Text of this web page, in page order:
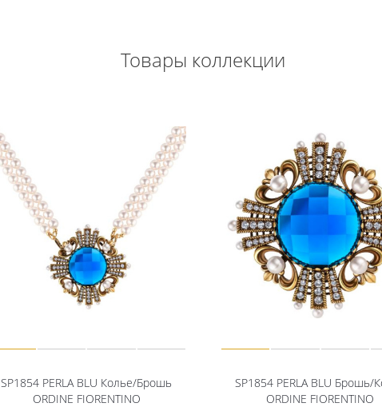
Товары коллекции
SP1854 PERLA BLU Колье/Брошь
ORDINE FIORENTINO
SP1854 PERLA BLU Брошь/
ORDINE FIORENTINO